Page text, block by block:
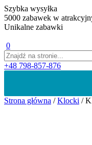
Szybka wysyłka
5000 zabawek w
Unikalne zabawki
0
+48 798-857-876
Strona główna /Klocki /